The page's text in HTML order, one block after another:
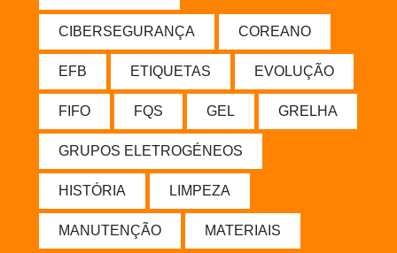
CIBERSEGURANÇA COREANO
EFB ETIQUETAS EVOLUÇÃO
FIFO FQS GEL GRELHA
GRUPOS ELETROGÉNEOS
HISTÓRIA LIMPEZA
MANUTENÇÃO MATERIAIS